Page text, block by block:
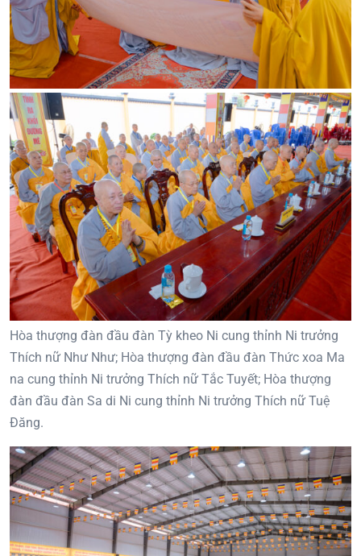
Hòa thượng đàn đầu đàn Tỳ kheo Ni cung thỉnh Ni trưởng
Thích nữ Như Như; Hòa thượng đàn đầu đàn Thức xoa Ma
na cung thỉnh Ni trưởng Thích nữ Tắc Tuyết; Hòa thượng
đàn đầu đàn Sa di Ni cung thỉnh Ni trưởng Thích nữ Tuệ
Đăng.